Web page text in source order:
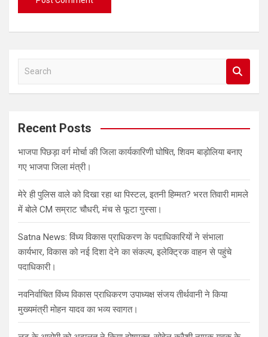
a
c
Recent Posts
भाजपा पिछड़ा वर्ग मोर्चा की जिला कार्यकारिणी घोषित, शिवम बाड़ोलिया बनाए
गए भाजपा जिला मंत्री।
मेरे ही पुलिस वाले को दिखा रहा था पिस्टल, इतनी हिम्मत? भरत तिवारी मामले
में बोले CM सम्राट चौधरी, मंच से फूटा गुस्सा।
Satna News: विंध्य विकास प्राधिकरण के पदाधिकारियों ने संभाला
कार्यभार, विकास को नई दिशा देने का संकल्प, इलेक्ट्रिक वाहन से पहुंचे
पदाधिकारी।
नवनिर्वाचित विंध्य विकास प्राधिकरण उपाध्यक्ष संजय तीर्थवानी ने किया
मुख्यमंत्री मोहन यादव का भव्य स्वागत।